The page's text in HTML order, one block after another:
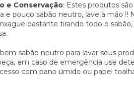
e Conservação: Estes produtos
e pouco sabão neutro, lave à mão !!
bastante tirando todo o
sabão neutro para lavar seus
em caso de emergência use
com pano úmido ou papel